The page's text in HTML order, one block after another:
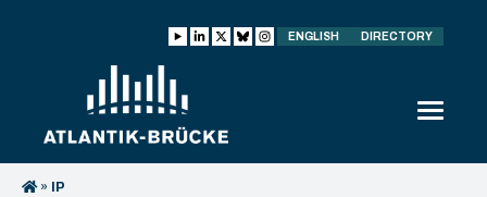
ENGLISH DIRECTORY
» IP